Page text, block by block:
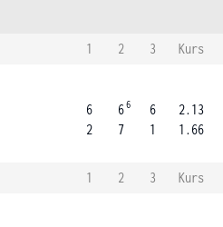
1 2 3
Kurs
6
2
66
7
6
1
2.13
1.66
1 2 3
Kurs